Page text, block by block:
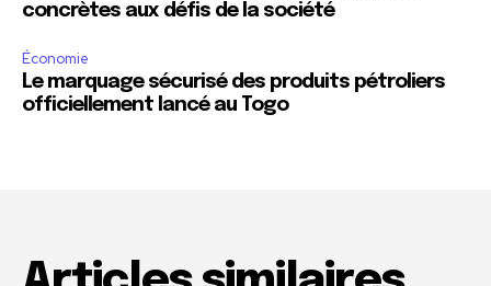
concrètes aux défis de la société
Économie
Le marquage sécurisé des produits pétroliers
officiellement lancé au Togo